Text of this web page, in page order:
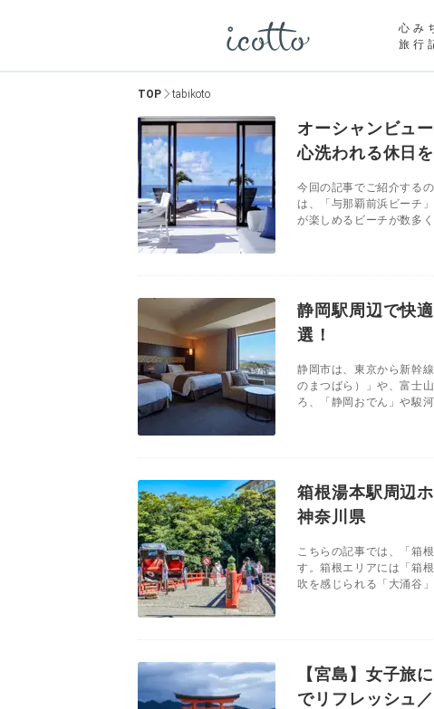
心み
旅行
TOP tabikoto
オーシャンビュ
心洗われる休日を
今回の記事でご紹介する
は、「与那覇前浜ビーチ
が楽しめるビーチが数多
静岡駅周辺で快
選！
静岡市は、東京から新幹
のまつばら）」や、富士
ろ、「静岡おでん」や駿
箱根湯本駅周辺
神奈川県
こちらの記事では、「箱
す。箱根エリアには「箱
吹を感じられる「大涌谷
【宮島】女子旅
でリフレッシュ